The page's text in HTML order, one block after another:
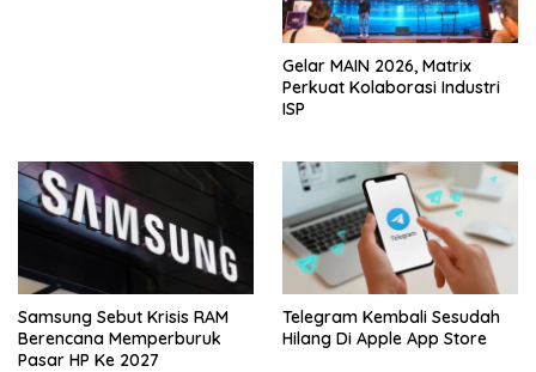
Gelar MAIN 2026, Matrix
Perkuat Kolaborasi Industri
ISP
Samsung Sebut Krisis RAM
Berencana Memperburuk
Pasar HP Ke 2027
Telegram Kembali Sesudah
Hilang Di Apple App Store